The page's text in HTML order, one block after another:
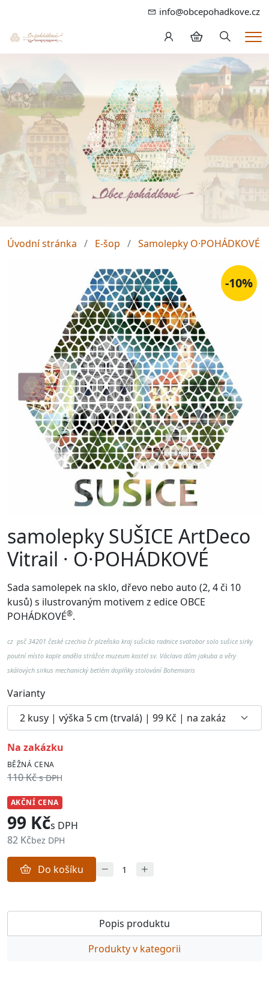
info@obcepohadkove.cz
Hledání
Úvodní stránka E-šop Samolepky O·POHÁDKOVÉ
-10%
samolepky SUŠICE ArtDeco
Vitrail · O·POHÁDKOVÉ
Sada samolepek na sklo, dřevo nebo auto (2, 4 či 10
kusů) s ilustrovaným motivem z edice OBCE
POHÁDKOVÉ®.
cz psč 34201 české czechia čr plzeňsko kraj sušicko radnice svatobor solo sušice sirky
poutní místo kaple anděla strážce muzeum kostel sv. Václava dům jakuba a věry
skálových sirkus mechanický betlém doplňky stolování Bohemiaris
Varianty
na zakázku
BĚŽNÁ CENA
110 Kč s DPH
AKČNÍ CENA
99 Kčs DPH
82 Kčbez DPH
Do košíku
Popis produktu
Produkty v kategorii